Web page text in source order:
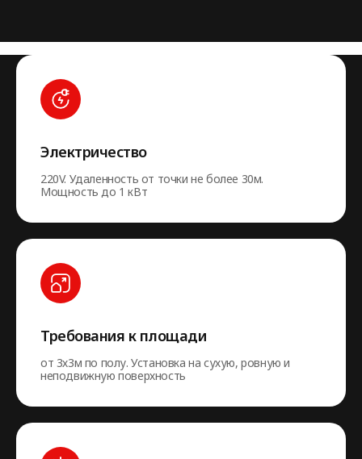
Электричество
220V. Удаленность от точки не более 30м.
Мощность до 1 кВт
Требования к площади
от 3х3м по полу. Установка на сухую, ровную и
неподвижную поверхность